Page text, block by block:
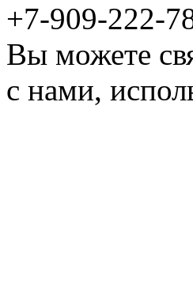
+7-909-222-
Вы можете
с нами,